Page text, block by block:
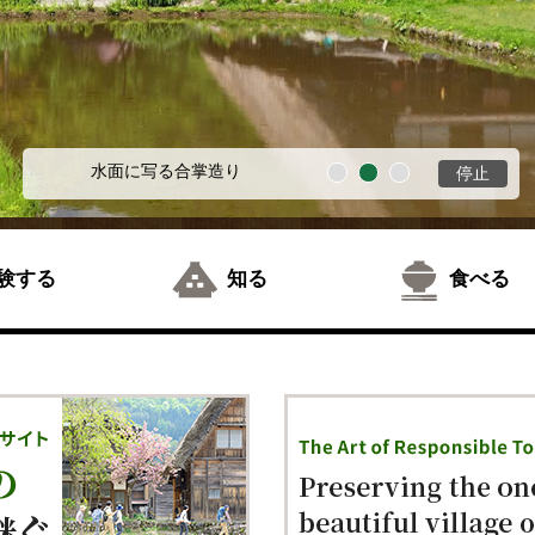
水面に写る合掌造り 停止
する 知る 食べる